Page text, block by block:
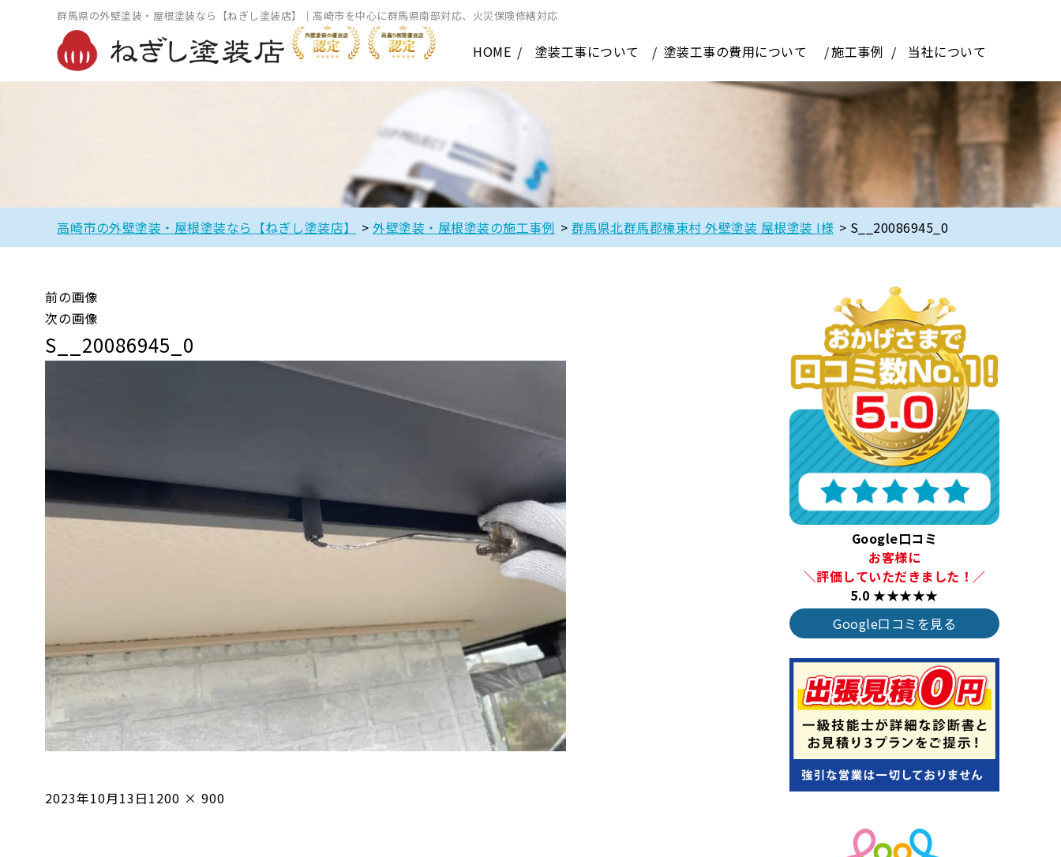
群馬県の外壁塗装・屋根塗装なら【ねぎし塗装店】｜高崎市を中心に群馬県南部対応、火災保険修繕対応
HOME 塗装工事について 塗装工事の費用について 施工事例 当社について
高崎市の外壁塗装・屋根塗装なら【ねぎし塗装店】 > 外壁塗装・屋根塗装の施工事例 > 群馬県北群馬郡榛東村 外壁塗装 屋根塗装 I様 > S__20086945_0
前の画像
次の画像
S__20086945_0
投
2023年10月13日フ
1200 × 900
Google口コミ
お客様に
＼評価していただきました！／
5.0 ★★★★★
Google口コミを見る